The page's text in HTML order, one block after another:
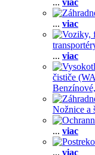
... viac
... viac
... viac
čističe
Benzínové,
Nožnice a
... viac
... viac